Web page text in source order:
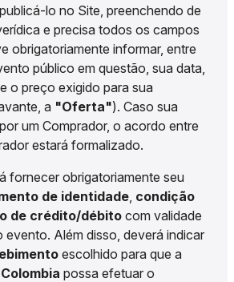
lo no Site, preenchendo de
e precisa todos os campos
obrigatoriamente informar, entre
público em questão, sua data,
o preço exigido para sua
a "Oferta"). Caso sua
um Comprador, o acordo entre
estará formalizado.
fornecer obrigatoriamente seu
de identidade, condição
de crédito/débito com validade
evento. Além disso, deverá indicar
escolhido para que a
possa efetuar o